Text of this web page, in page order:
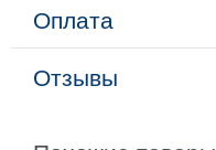
Оплата
Отзывы